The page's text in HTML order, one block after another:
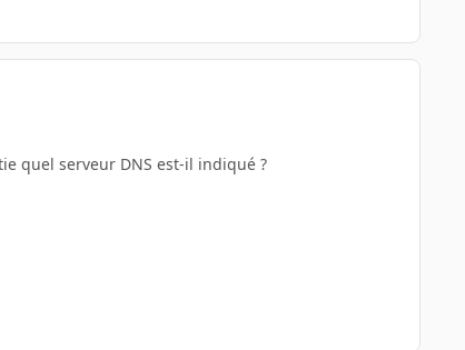
quel serveur DNS est-il indiqué ?